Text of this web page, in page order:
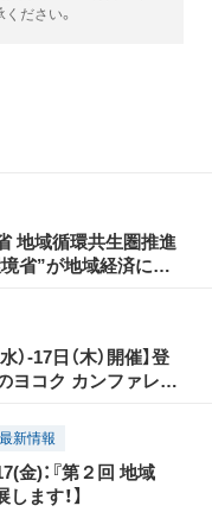
ださい。
省 地域循環共生圏推進
境省”が地域経済に着
）-17日（木）開催】登
ヨコク カンファレン
ント
新情報
金)：『第２回 地域
ます！】